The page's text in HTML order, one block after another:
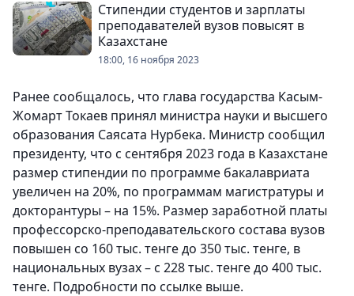
Стипендии студентов и зарплаты
преподавателей вузов повысят в
Казахстане
18:00, 16 ноября 2023
Ранее сообщалось, что глава государства Касым-
Жомарт Токаев принял министра науки и высшего
образования Саясата Нурбека. Министр сообщил
президенту, что с сентября 2023 года в Казахстане
размер стипендии по программе бакалавриата
увеличен на 20%, по программам магистратуры и
докторантуры – на 15%. Размер заработной платы
профессорско-преподавательского состава вузов
повышен со 160 тыс. тенге до 350 тыс. тенге, в
национальных вузах – с 228 тыс. тенге до 400 тыс.
тенге. Подробности по ссылке выше.